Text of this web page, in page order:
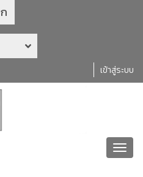
ก
เข้าสู่ระบบ